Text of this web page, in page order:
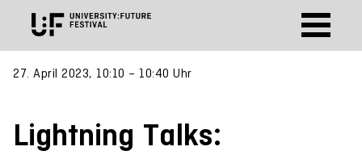
27. April 2023, 10:10 – 10:40 Uhr
Lightning Talks: